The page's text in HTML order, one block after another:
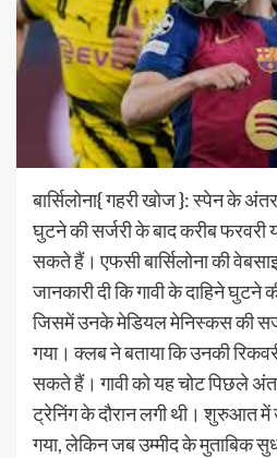
बार्सिलोना{ गहरी खोज }: स्पेन के
घुटने की सर्जरी के बाद करीब फरवरी
सकते हैं। एफसी बार्सिलोना की
जानकारी दी कि गावी के दाहिने घुटने
जिसमें उनके मेडियल मेनिस्कस की
गया। क्लब ने बताया कि उनकी
सकते हैं। गावी को यह चोट पिछले
ट्रेनिंग के दौरान लगी थी। शुरुआत में
गया, लेकिन जब उम्मीद के मुताबिक